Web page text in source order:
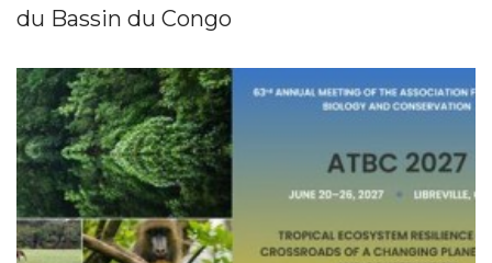
du Bassin du Congo